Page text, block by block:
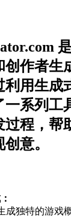
创作者生
用生成
系列工
过程，帮
意。
成独特的游戏